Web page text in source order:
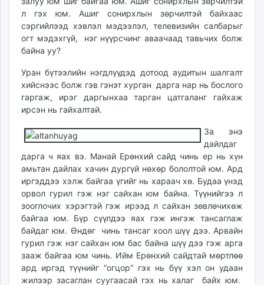
л гэх юм. Ашиг сонирхлын зөрчилтэй байхаас
сэргийлээд хэвлэл мэдээлэл, телевизийн салбарыг
огт мэдэхгүй, нэг нүүрсчинг аваачаад тавьчих болж
байна уу?
Уран бүтээлийн нэгдлүүдэд дотоод аудитын шалгалт
хийснээс болж гэв гэнэт хурган дарга нар нь бослого
гаргаж, ирэг даргынхаа тарган цатгаланг гайхаж
ирсэн нь гайхалтай.
За энэ
дайлдаг
дарга ч яах вэ. Манай Ерөнхий сайд чинь ер нь хүн
амьтан дайлах хачин дургүй нөхөр бололтой юм. Ард
иргэддээ хэлж байгаа үгийг нь хараач хө. Будаа үнэд
орвол гурил гэж нэг сайхан юм байна. Түүнийгээ л
зооглочих хэрэгтэй гэж ирээд л сайхан зөвлөчихөж
байгаа юм. Бүр сүүлдээ яах гэж ингэж тансаглаж
байдаг юм. Өндөг чинь тансаг хоол шүү дээ. Арвайн
гурил гэж нэг сайхан юм бас байна шүү дээ гэж арга
зааж байгаа юм чинь. Ийм Ерөнхий сайдтай мөртлөө
ард иргэд түүнийг “огцор” гэх нь бүү хэл он удаан
жилээр засаглан суугаасай гэх нь халаг байх юм.